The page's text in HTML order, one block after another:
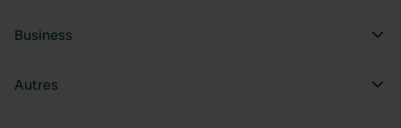
Business
Autres